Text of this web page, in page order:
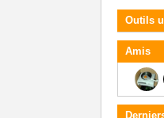
Outils
Amis